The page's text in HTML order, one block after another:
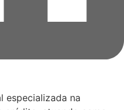
especializada na